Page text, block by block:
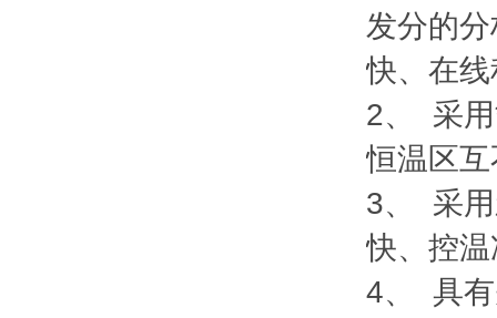
发分的
快、在
2、 采用
恒温区
3、 采用
快、控
4、 具有